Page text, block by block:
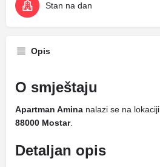
Stan na dan
Opis
O smještaju
Apartman Amina nalazi se na lokaciji
88000 Mostar.
Detaljan opis